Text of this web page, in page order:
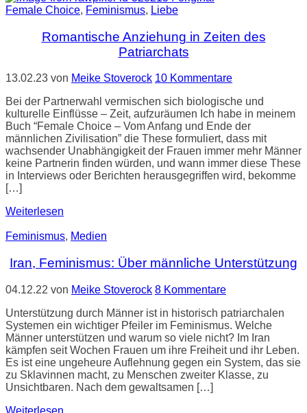
Female Choice, Feminismus, Liebe
Romantische Anziehung in Zeiten des
Patriarchats
13.02.23 von Meike Stoverock 10 Kommentare
Bei der Partnerwahl vermischen sich biologische und
kulturelle Einflüsse – Zeit, aufzuräumen Ich habe in meinem
Buch “Female Choice – Vom Anfang und Ende der
männlichen Zivilisation” die These formuliert, dass mit
wachsender Unabhängigkeit der Frauen immer mehr Männer
keine Partnerin finden würden, und wann immer diese These
in Interviews oder Berichten herausgegriffen wird, bekomme
[…]
Weiterlesen
Feminismus, Medien
Iran, Feminismus: Über männliche Unterstützung
04.12.22 von Meike Stoverock 8 Kommentare
Unterstützung durch Männer ist in historisch patriarchalen
Systemen ein wichtiger Pfeiler im Feminismus. Welche
Männer unterstützen und warum so viele nicht? Im Iran
kämpfen seit Wochen Frauen um ihre Freiheit und ihr Leben.
Es ist eine ungeheure Auflehnung gegen ein System, das sie
zu Sklavinnen macht, zu Menschen zweiter Klasse, zu
Unsichtbaren. Nach dem gewaltsamen […]
Weiterlesen